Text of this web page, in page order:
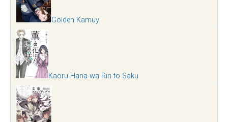
Golden Kamuy
Kaoru Hana wa Rin to Saku